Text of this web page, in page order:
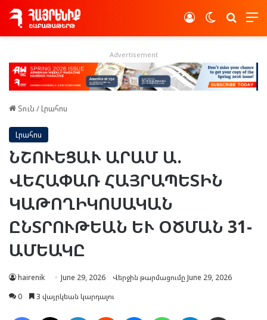
Switch skin
Log In
Advertisement
Տուն /Լրահոս
Լրահոս
ՆՇՈՒԵՑԱՒ ԱՐԱՄ Ա.
ՎԵՀԱՓԱՌ ՀԱՅՐԱՊԵՏԻՆ
ԿԱԹՈՂԻԿՈՍԱԿԱՆ
ԸՆՏՐՈՒԹԵԱՆ ԵՒ ՕԾՄԱՆ 31-
ԱՄԵԱԿԸ
hairenik June 29, 2026
Վերջին թարմացումը June 29, 2026
0
3 վայրկեան կարդալու
Facebook LinkedIn Reddit MessengerWhatsAppTelegram